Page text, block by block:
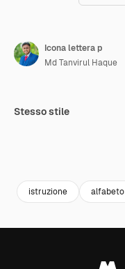
Icona lettera p
Md Tanvirul Haque
Stesso stile
istruzione alfabeto